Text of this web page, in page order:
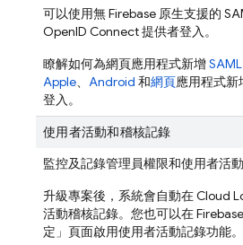
可以使用無 Firebase 原生支援的
OpenID Connect 提供者登入。
瞭解如何為網頁應用程式新增
Apple、 Android 和網頁應用程式
登入。
使用者活動和稽核記錄
監控及記錄管理員權限和使用者活動
升級專案後，系統會自動在 Cloud
活動稽核記錄。您也可以在Firebase
定」 頁面啟用使用者活動記錄功能。